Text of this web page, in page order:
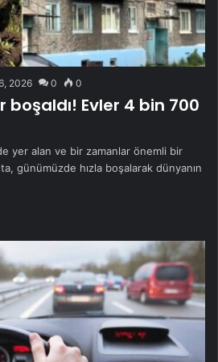
2026 0 0
boşaldı! Evler 4 bin 700
yer alan ve bir zamanlar önemli bir
günümüzde hızla boşalarak dünyanın